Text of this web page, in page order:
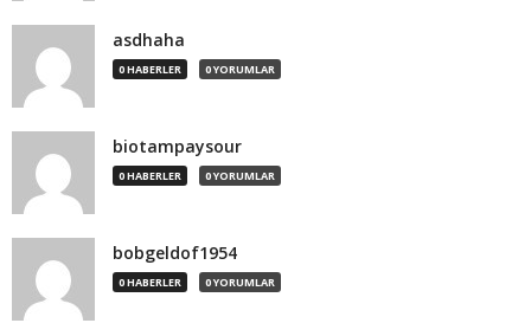
asdhaha
0 HABERLER 0 YORUMLAR
biotampaysour
0 HABERLER 0 YORUMLAR
bobgeldof1954
0 HABERLER 0 YORUMLAR